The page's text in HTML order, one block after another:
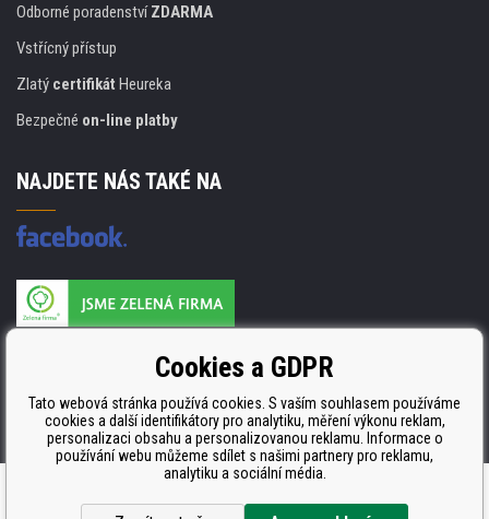
Odborné poradenstvíZDARMA
Vstřícný přístup
Zlatý certifikát Heureka
Bezpečné on-line platby
NAJDETE NÁS TAKÉ NA
ISO 9001. ISO 14001 a STMC.
Tvorba a pronájem eshopůBINARGON.cz
Cookies a GDPR
Tato webová stránka používá cookies. S vaším souhlasem používáme
cookies a další identifikátory pro analytiku, měření výkonu reklam,
personalizaci obsahu a personalizovanou reklamu. Informace o
používání webu můžeme sdílet s našimi partnery pro reklamu,
analytiku a sociální média.